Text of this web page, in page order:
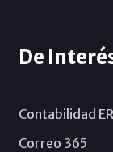
De
Contabilidad
Correo 365